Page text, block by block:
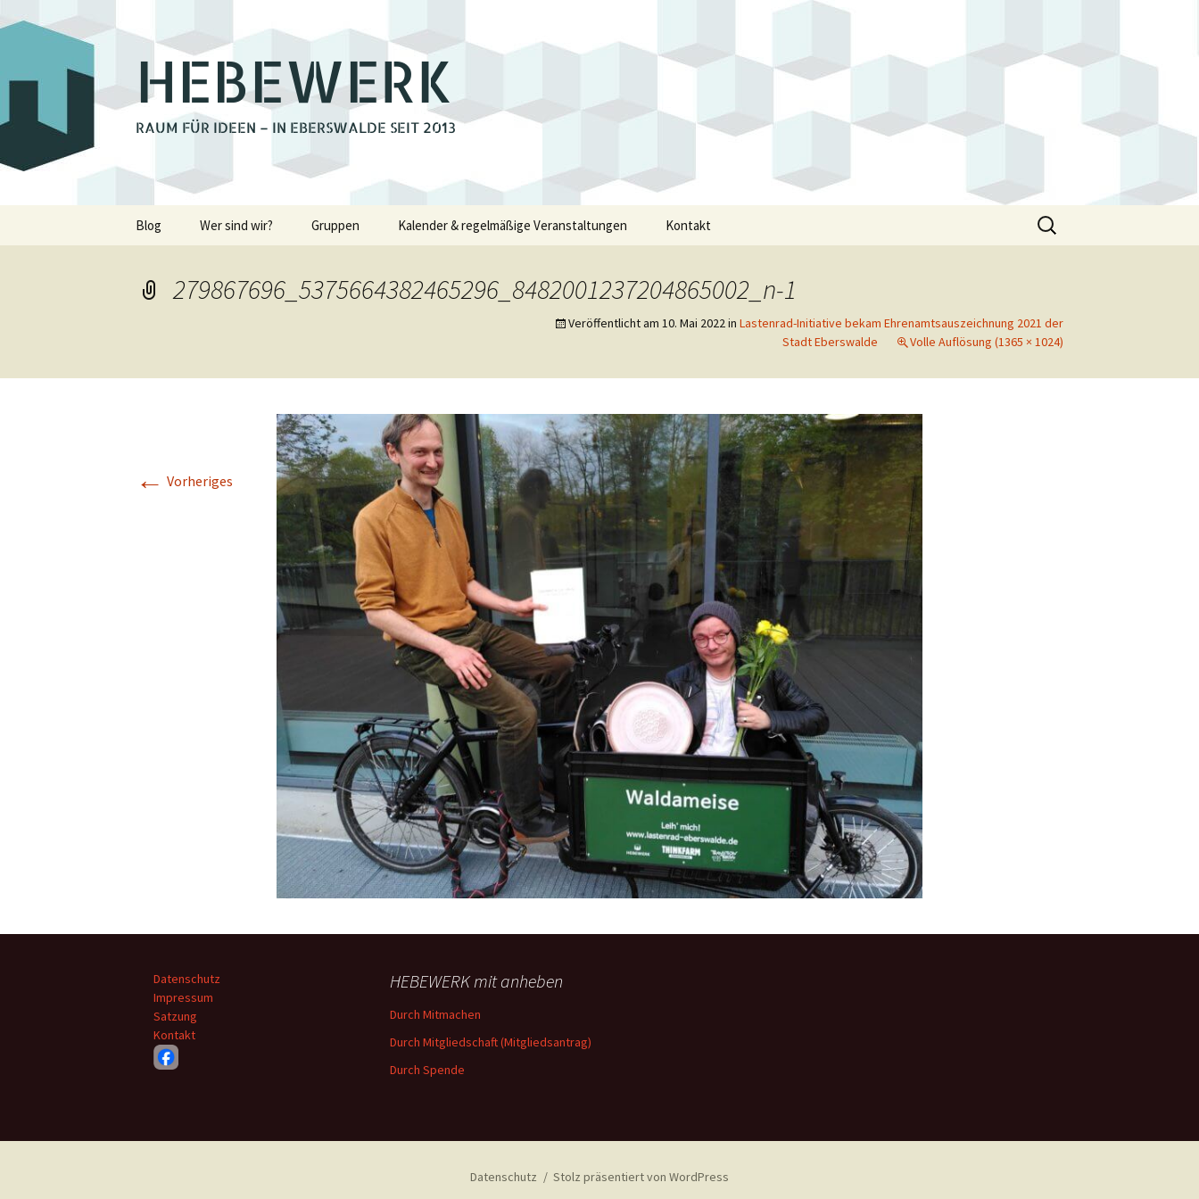
HEBEWERK
RAUM FÜR IDEEN – IN EBERSWALDE SEIT 2013
Inhalt
Blog Wer sind wir? Gruppen
Makerspace
Nähstübchen
Repair Café
Die Strick- und
Häkelmädels
(Mittwochsgruppe)
Strickmädels
(Donnerstags 10 uhr
Stricken für jung und alt
Gruppe)
Tabletop
Werbellinseegnitzen
Kalender & regelmäßige Veranstaltungen Kontakt
Suchen
nach:
279867696_5375664382465296_8482001237204865002_n-1
Veröffentlicht am 10. Mai 2022in Lastenrad-Initiative bekam Ehrenamtsauszeichnung 2021 der
Stadt Eberswalde
Volle Auflösung (1365 × 1024)
← Vorheriges
Datenschutz
Impressum
Satzung
Kontakt
HEBEWERK mit anheben
Durch Mitmachen
Durch Mitgliedschaft (Mitgliedsantrag)
Durch Spende
Datenschutz Stolz präsentiert von WordPress